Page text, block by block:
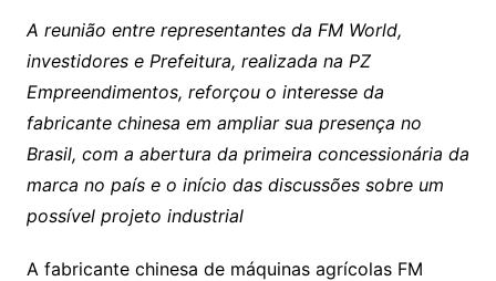
A reunião entre representantes da FM World,
investidores e Prefeitura, realizada na PZ
Empreendimentos, reforçou o interesse da
fabricante chinesa em ampliar sua presença no
Brasil, com a abertura da primeira concessionária da
marca no país e o início das discussões sobre um
possível projeto industrial
A fabricante chinesa de máquinas agrícolas FM